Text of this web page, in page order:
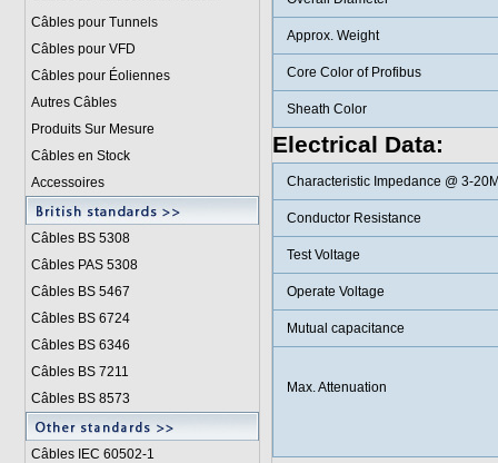
Câbles pour Tunnels
Câbles pour VFD
Câbles pour Éoliennes
Autres Câbles
Produits Sur Mesure
Câbles en Stock
Accessoires
Câbles BS 5308
Câbles PAS 5308
Câbles BS 5467
Câbles BS 6724
Câbles BS 6346
Câbles BS 7211
Câbles BS 8573
Câbles IEC 60502-1
Approx. Weight
Core Color of Profibus
Sheath Color
Electrical Data:
Characteristic Impedance @ 3-
Conductor Resistance
Test Voltage
Operate Voltage
Mutual capacitance
Max. Attenuation